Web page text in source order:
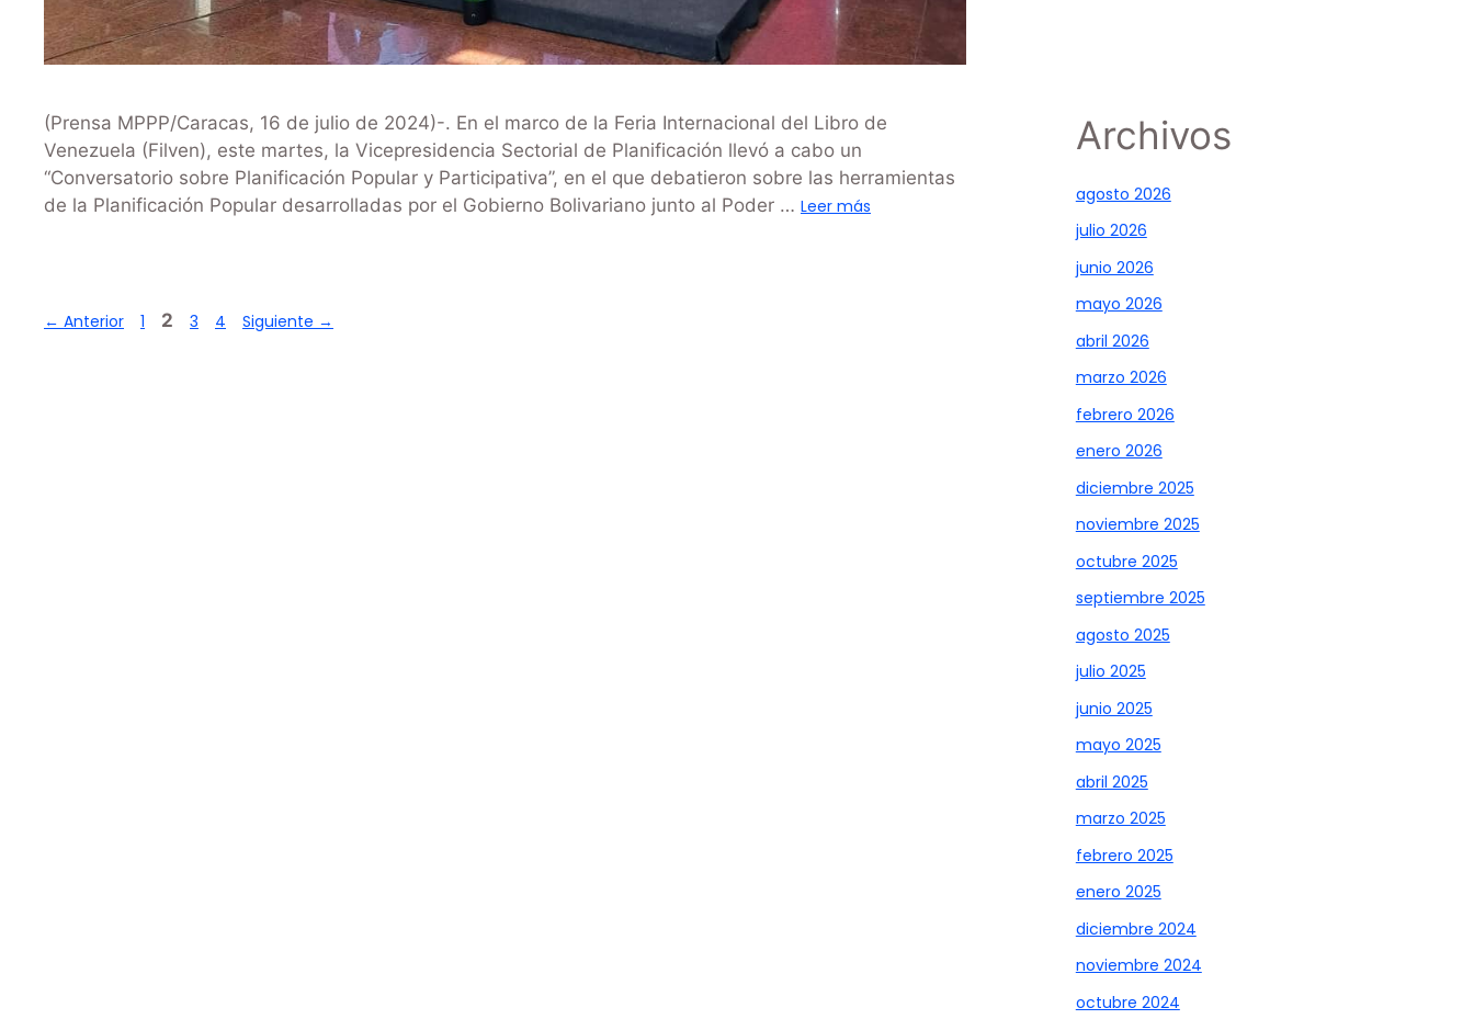
(Prensa MPPP/Caracas, 16 de julio de 2024)-. En el marco de la Feria Internacional del Libro de
Venezuela (Filven), este martes, la Vicepresidencia Sectorial de Planificación llevó a cabo un
“Conversatorio sobre Planificación Popular y Participativa”, en el que debatieron sobre las herramientas
de la Planificación Popular desarrolladas por el Gobierno Bolivariano junto al Poder … Leer más
← Anterior 1 2 3 4 Siguiente →
Archivos
agosto 2026
julio 2026
junio 2026
mayo 2026
abril 2026
marzo 2026
febrero 2026
enero 2026
diciembre 2025
noviembre 2025
octubre 2025
septiembre 2025
agosto 2025
julio 2025
junio 2025
mayo 2025
abril 2025
marzo 2025
febrero 2025
enero 2025
diciembre 2024
noviembre 2024
octubre 2024